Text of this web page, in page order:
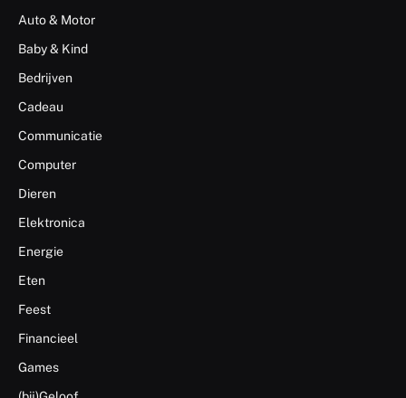
Auto & Motor
Baby & Kind
Bedrijven
Cadeau
Communicatie
Computer
Dieren
Elektronica
Energie
Eten
Feest
Financieel
Games